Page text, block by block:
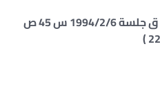
( الطعن رقم 3838 لسنة 62 ق جلسة 1994/2/6 س 45 ص